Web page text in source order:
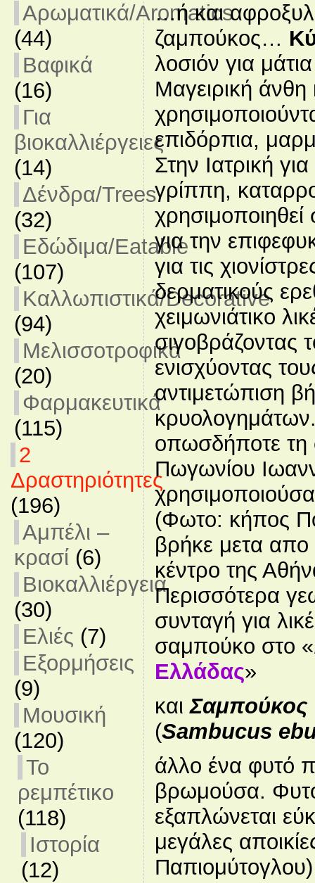
Αρωματικά/Aromatics
(44)
Βαφικά
(16)
Για
βιοκαλλιέργειες
(14)
Δένδρα/Trees
(32)
Εδώδιμα/Eatable
(107)
Καλλωπιστικά/Decorative
(94)
Μελισσοτροφικά
(20)
Φαρμακευτικά
(115)
2
Δραστηριότητες
(196)
Αμπέλι –
κρασί (6)
Βιοκαλλιέργεια
(30)
Ελιές (7)
Εξορμήσεις
(9)
Μουσική
(120)
Το
ρεμπέτικο
(118)
Ιστορία
(12)
…ή και
ζαμπούκος…
λοσιόν για
Μαγειρική άνθη
επιδόρπια,
Στην Ιατρική
γρίππη,
για την
για τις
δερματικούς
χειμωνιάτικο
σιγοβράζοντας
ενισχύοντας
αντιμετώπιση
οπωσδήποτε τη
Πωγωνίου
(Φωτο: κήπος
βρήκε μετα απο
κέντρο της
Περισσότερα
συνταγή για
σαμπούκο στο «
Ελλάδας»
καιΣαμπούκος
(Sambucus
άλλο ένα φυτό
βρωμούσα.
εξαπλώνεται
μεγάλες